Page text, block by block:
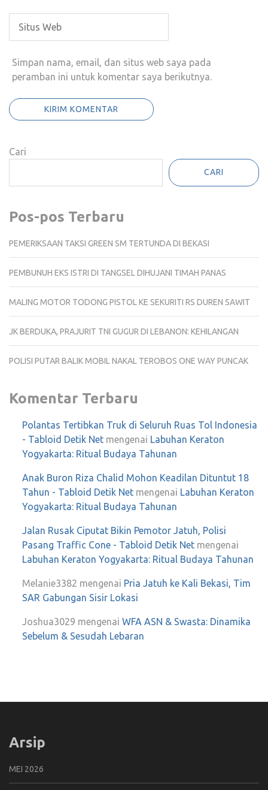
Simpan nama, email, dan situs web saya pada
peramban ini untuk komentar saya berikutnya.
Cari
CARI
Pos-pos Terbaru
PEMERIKSAAN TAKSI GREEN SM TERTUNDA DI BEKASI
PEMBUNUH EKS ISTRI DI TANGSEL DIHUJANI TIMAH PANAS
MALING MOTOR TODONG PISTOL KE SEKURITI RS DUREN SAWIT
JK BERDUKA, PRAJURIT TNI GUGUR DI LEBANON: KEHILANGAN
POLISI PUTAR BALIK MOBIL NAKAL TEROBOS ONE WAY PUNCAK
Komentar Terbaru
Polantas Tertibkan Truk di Seluruh Ruas Tol Indonesia
- Tabloid Detik Net mengenai Labuhan Keraton
Yogyakarta: Ritual Budaya Tahunan
Anak Buron Riza Chalid Mohon Keadilan Dituntut 18
Tahun - Tabloid Detik Net mengenai Labuhan Keraton
Yogyakarta: Ritual Budaya Tahunan
Jalan Rusak Ciputat Bikin Pemotor Jatuh, Polisi
Pasang Traffic Cone - Tabloid Detik Net mengenai
Labuhan Keraton Yogyakarta: Ritual Budaya Tahunan
Melanie3382 mengenai Pria Jatuh ke Kali Bekasi, Tim
SAR Gabungan Sisir Lokasi
Joshua3029 mengenai WFA ASN & Swasta: Dinamika
Sebelum & Sesudah Lebaran
Arsip
MEI 2026